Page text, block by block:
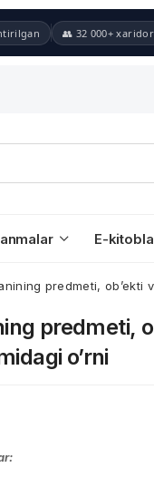
👥 32 000+ xaridor
E-
predmeti, ob’ekti
predmeti,
o’rni